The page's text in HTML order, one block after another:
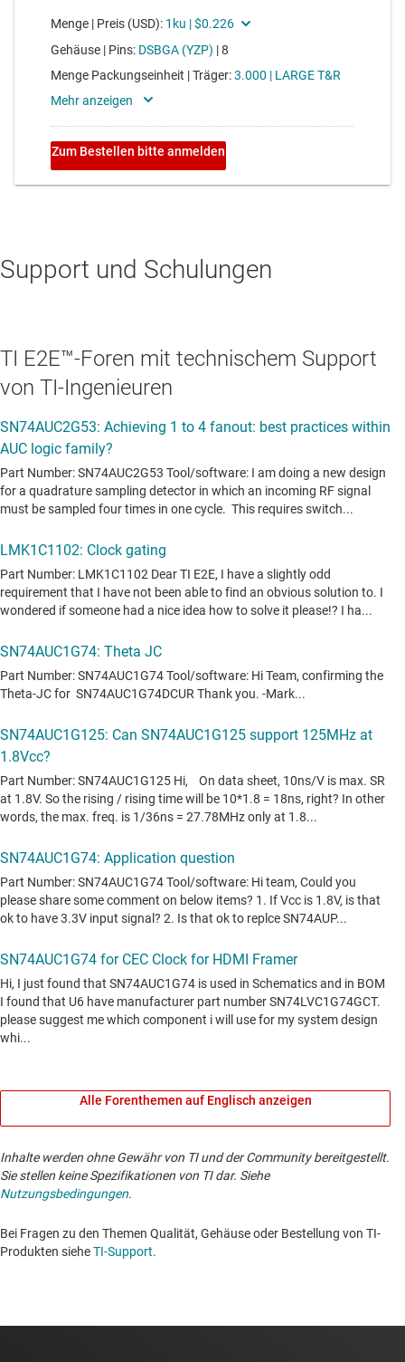
Support und Schulungen
TI E2E™-Foren mit technischem Support
von TI-Ingenieuren
Alle Forenthemen auf Englisch anzeigen
Inhalte werden ohne Gewähr von TI und der Community bereitgestellt.
Sie stellen keine Spezifikationen von TI dar. Siehe
Nutzungsbedingungen.
Bei Fragen zu den Themen Qualität, Gehäuse oder Bestellung von TI-
Produkten sieheTI-Support. ​​​​​​​​​​​​​​